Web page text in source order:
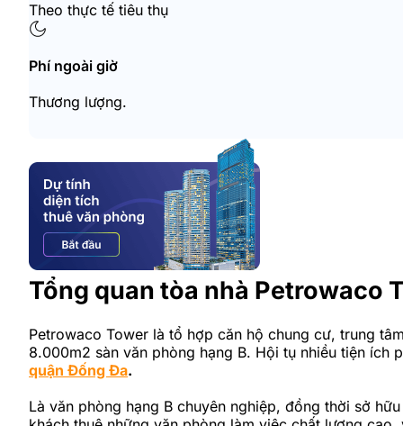
Theo thực tế tiêu thụ
Phí ngoài giờ
Thương lượng.
Tổng quan tòa nhà Petrowaco
Petrowaco Tower là tổ hợp căn hộ chung cư, trung
8.000m2 sàn văn phòng hạng B. Hội tụ nhiều tiện
quận Đống Đa.
Là văn phòng hạng B chuyên nghiệp, đồng thời sở